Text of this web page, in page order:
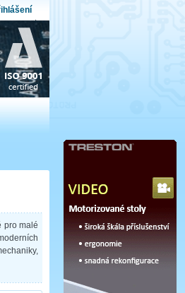
pro malé
košíku
Přihlásit